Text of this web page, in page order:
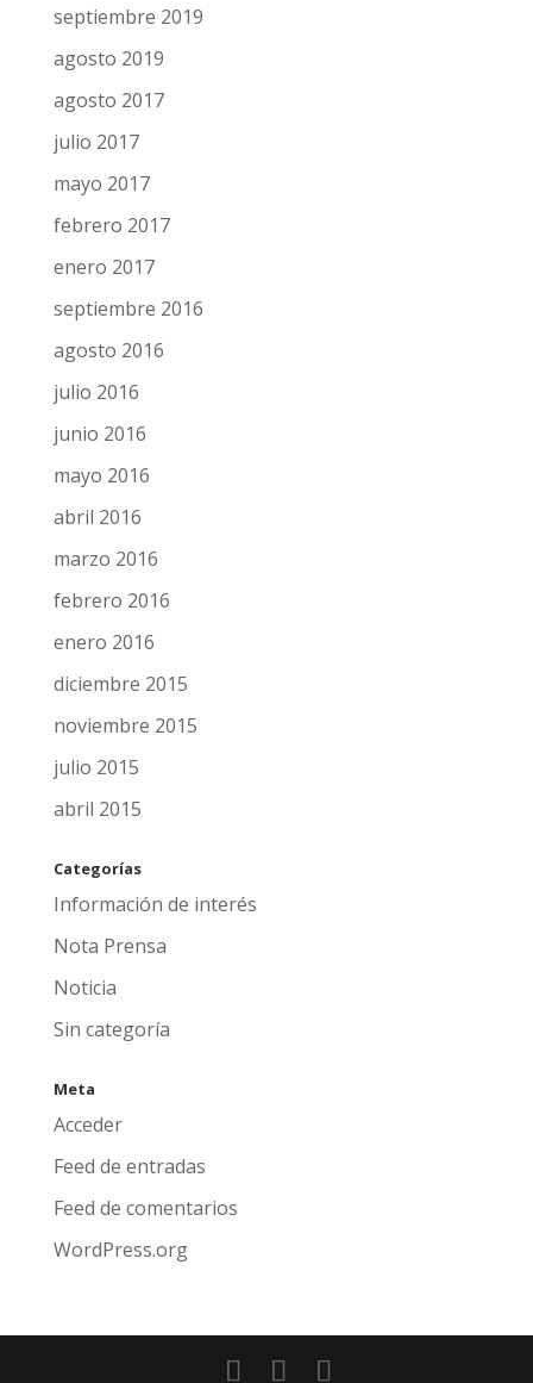
septiembre 2019
agosto 2019
agosto 2017
julio 2017
mayo 2017
febrero 2017
enero 2017
septiembre 2016
agosto 2016
julio 2016
junio 2016
mayo 2016
abril 2016
marzo 2016
febrero 2016
enero 2016
diciembre 2015
noviembre 2015
julio 2015
abril 2015
Categorías
Información de interés
Nota Prensa
Noticia
Sin categoría
Meta
Acceder
Feed de entradas
Feed de comentarios
WordPress.org